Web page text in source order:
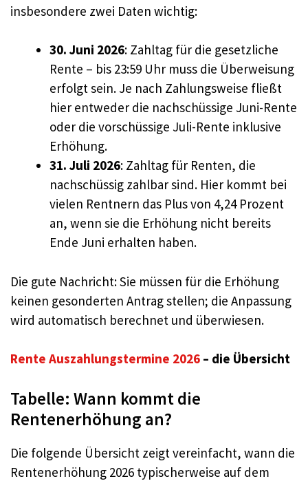
insbesondere zwei Daten wichtig:
30. Juni 2026: Zahltag für die gesetzliche
Rente – bis 23:59 Uhr muss die Überweisung
erfolgt sein. Je nach Zahlungsweise fließt
hier entweder die nachschüssige Juni-Rente
oder die vorschüssige Juli-Rente inklusive
Erhöhung.
31. Juli 2026: Zahltag für Renten, die
nachschüssig zahlbar sind. Hier kommt bei
vielen Rentnern das Plus von 4,24 Prozent
an, wenn sie die Erhöhung nicht bereits
Ende Juni erhalten haben.
Die gute Nachricht: Sie müssen für die Erhöhung
keinen gesonderten Antrag stellen; die Anpassung
wird automatisch berechnet und überwiesen.
Rente Auszahlungstermine 2026 – die Übersicht
Tabelle: Wann kommt die
Rentenerhöhung an?
Die folgende Übersicht zeigt vereinfacht, wann die
Rentenerhöhung 2026 typischerweise auf dem